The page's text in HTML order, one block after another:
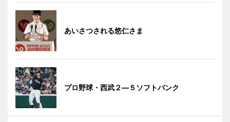
あいさつされる悠仁さま
プロ野球・西武２―５ソフトバンク